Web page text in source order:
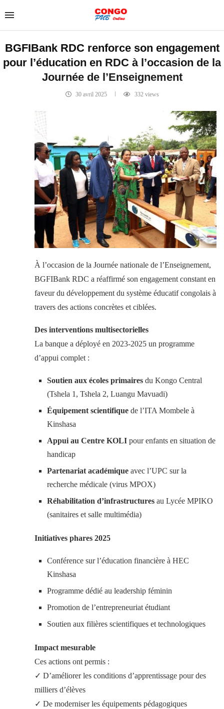
BGFIBank RDC renforce son engagement
pour l’éducation en RDC à l’occasion de la
Journée de l’Enseignement
30 avril 2025 332views
À l’occasion de la Journée nationale de l’Enseignement,
BGFIBank RDC a réaffirmé son engagement constant en
faveur du développement du système éducatif congolais à
travers des actions concrètes et ciblées.
Des interventions multisectorielles
La banque a déployé en 2023-2025 un programme
d’appui complet :
Soutien aux écoles primaires du Kongo Central
(Tshela 1, Tshela 2, Luangu Mavuadi)
Équipement scientifique de l’ITA Mombele à
Kinshasa
Appui au Centre KOLI pour enfants en situation de
handicap
Partenariat académique avec l’UPC sur la
recherche médicale (virus MPOX)
Réhabilitation d’infrastructures au Lycée MPIKO
(sanitaires et salle multimédia)
Initiatives phares 2025
Conférence sur l’éducation financière à HEC
Kinshasa
Programme dédié au leadership féminin
Promotion de l’entrepreneuriat étudiant
Soutien aux filières scientifiques et technologiques
Impact mesurable
Ces actions ont permis :
✓ D’améliorer les conditions d’apprentissage pour des
milliers d’élèves
✓ De moderniser les équipements pédagogiques